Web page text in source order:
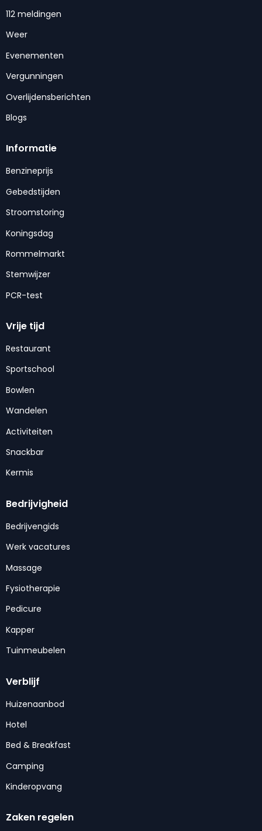
112 meldingen
Weer
Evenementen
Vergunningen
Overlijdensberichten
Blogs
Informatie
Benzineprijs
Gebedstijden
Stroomstoring
Koningsdag
Rommelmarkt
Stemwijzer
PCR-test
Vrije tijd
Restaurant
Sportschool
Bowlen
Wandelen
Activiteiten
Snackbar
Kermis
Bedrijvigheid
Bedrijvengids
Werk vacatures
Massage
Fysiotherapie
Pedicure
Kapper
Tuinmeubelen
Verblijf
Huizenaanbod
Hotel
Bed & Breakfast
Camping
Kinderopvang
Zaken regelen